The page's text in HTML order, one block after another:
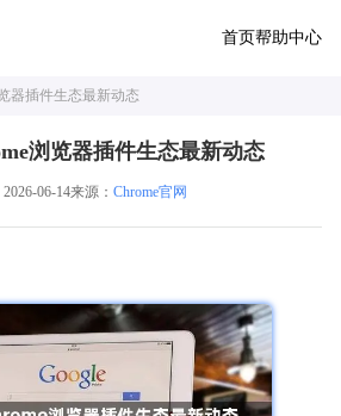
首页帮助中心
器插件生态最新动态
浏览器插件生态最新动态
06-14来源： Chrome官网